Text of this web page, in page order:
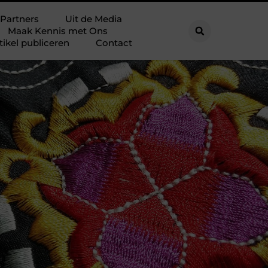
Partners
Uit de Media
Maak Kennis met Ons
publiceren
Contact